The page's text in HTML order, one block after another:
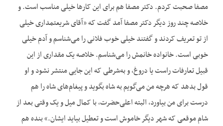
مصفا صحبت کردم. دکتر مصفا هم برای این کارها خیلی مناسب است. و
خلاصه چند روز دیگر دکتر مصفا آمد گفت که «آقای شریعتمداری خیلی
از تو تعریف کردند و گفتند خیلی خوب فلانی را می‌شناسم و آدم خیلی
خوبی است. خانواده خانمش را می‌شناسم. خلاصه یک مقداری از این
قبیل تعارفات راست یا دروغ، و به‌شرطی که این جایی منتشر نشود و او
قول بدهد که هرچه من می‌گویم به شاه بگوید و پیغام‌های شاه را هم
درست برای من بیاورد، البته اعلی‌حضرت، با کمال میل و یک وقتی بعد از
شام موقعی که شهر دیگر خاموش است و تعطیل بیاید ایشان.» بنده هم